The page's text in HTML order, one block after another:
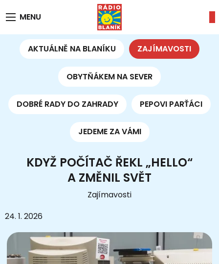
MENU
AKTUÁLNĚ NA BLANÍKU ZAJÍMAVOSTI
OBYTŇÁKEM NA SEVER
DOBRÉ RADY DO ZAHRADY PEPOVI PARŤÁCI
JEDEME ZA VÁMI
KDYŽ POČÍTAČ ŘEKL „HELLO“
A ZMĚNIL SVĚT
Zajímavosti
24. 1. 2026